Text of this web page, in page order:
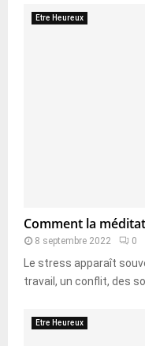
Etre Heureux
Comment la
8 septembre 2022 0
Le stress apparaît
travail, un conflit, des
Etre Heureux